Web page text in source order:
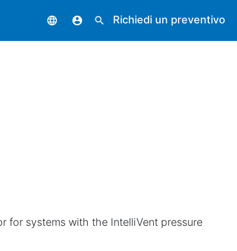
language account_circle search Richiedi un preventivo
for systems with the IntelliVent pressure